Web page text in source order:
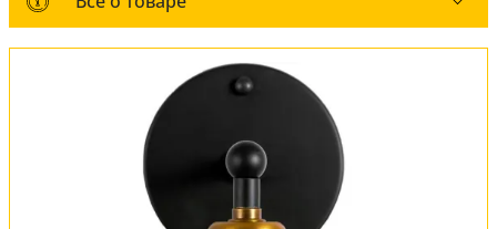
Все о товаре
Комплект лампочек
Вся коллекция
Оплата и доставка